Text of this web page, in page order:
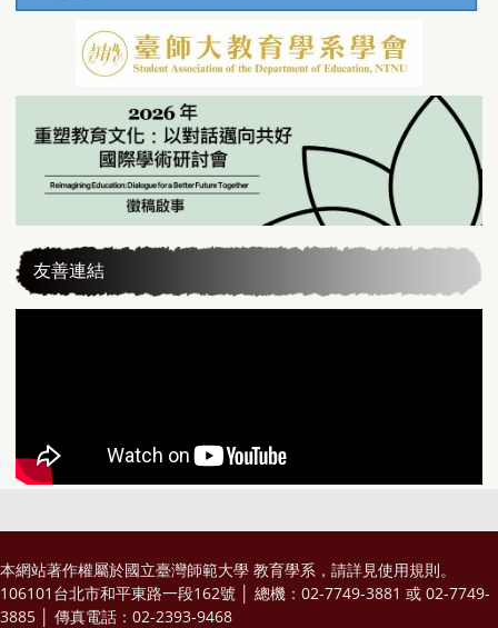
友善連結
本網站著作權屬於國立臺灣師範大學 教育學系，請詳見使用規則。
106101台北市和平東路一段162號 │ 總機：02-7749-3881 或 02-7749-
3885 │ 傳真電話：02-2393-9468